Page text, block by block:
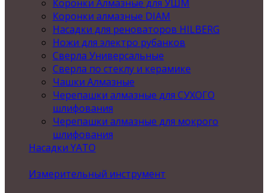
Коронки Алмазные для УШМ
Коронки алмазные DIAM
Насадки для реноваторов HILBERG
Ножи для электро рубанков
Сверла Универсальные
Сверла по стеклу и керамике
Чашки Алмазные
Черепашки алмазные для СУХОГО
шлифования
Черепашки алмазные для мокрого
шлифования
Насадки YATO
Измерительный инструмент